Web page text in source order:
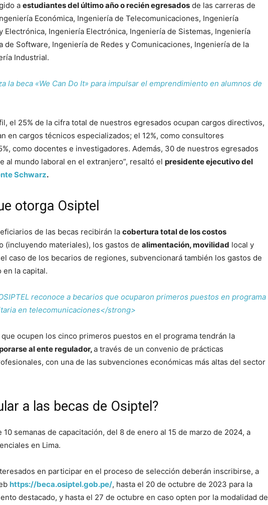
a estudiantes del último año o recién egresados de las carreras de
Económica, Ingeniería de Telecomunicaciones, Ingeniería
Electrónica, Ingeniería Electrónica, Ingeniería de Sistemas, Ingeniería
de Software, Ingeniería de Redes y Comunicaciones, Ingeniería de la
Industrial.
la beca «We Can Do It» para impulsar el emprendimiento en alumnos de
el 25% de la cifra total de nuestros egresados ocupan cargos directivos,
en cargos técnicos especializados; el 12%, como consultores
como docentes e investigadores. Además, 30 de nuestros egresados
al mundo laboral en el extranjero”, resaltó el presidente ejecutivo del
Schwarz.
otorga Osiptel
de las becas recibirán la cobertura total de los costos
(incluyendo materiales), los gastos de alimentación, movilidad local y
el caso de los becarios de regiones, subvencionará también los gastos de
en la capital.
reconoce a becarios que ocuparon primeros puestos en programa
en telecomunicaciones</strong>
ocupen los cinco primeros puestos en el programa tendrán la
al ente regulador,a través de un convenio de prácticas
con una de las subvenciones económicas más altas del sector
a las becas de Osiptel?
10 semanas de capacitación, del 8 de enero al 15 de marzo de 2024, a
en Lima.
en participar en el proceso de selección deberán inscribirse, a
https://beca.osiptel.gob.pe/, hasta el 20 de octubre de 2023 para la
destacado, y hasta el 27 de octubre en caso opten por la modalidad de